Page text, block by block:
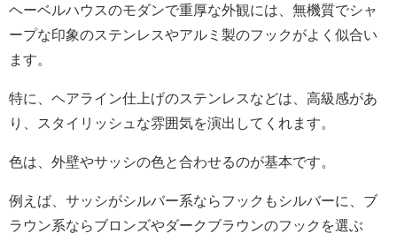
ヘーベルハウスのモダンで重厚な外観には、無機質でシャ
ープな印象のステンレスやアルミ製のフックがよく似合い
ます。
特に、ヘアライン仕上げのステンレスなどは、高級感があ
り、スタイリッシュな雰囲気を演出してくれます。
色は、外壁やサッシの色と合わせるのが基本です。
例えば、サッシがシルバー系ならフックもシルバーに、ブ
ラウン系ならブロンズやダークブラウンのフックを選ぶ